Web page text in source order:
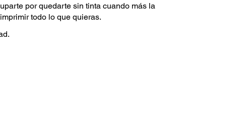
por quedarte sin tinta cuando más la
todo lo que quieras.